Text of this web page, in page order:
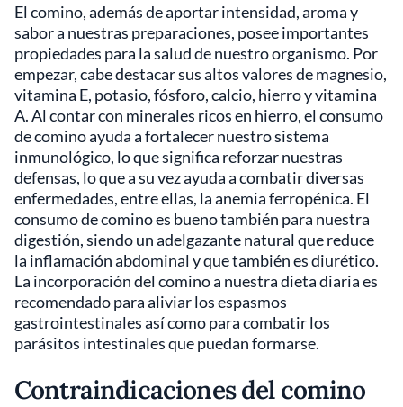
El comino, además de aportar intensidad, aroma y
sabor a nuestras preparaciones, posee importantes
propiedades para la salud de nuestro organismo. Por
empezar, cabe destacar sus altos valores de magnesio,
vitamina E, potasio, fósforo, calcio, hierro y vitamina
A. Al contar con minerales ricos en hierro, el consumo
de comino ayuda a fortalecer nuestro sistema
inmunológico, lo que significa reforzar nuestras
defensas, lo que a su vez ayuda a combatir diversas
enfermedades, entre ellas, la anemia ferropénica. El
consumo de comino es bueno también para nuestra
digestión, siendo un adelgazante natural que reduce
la inflamación abdominal y que también es diurético.
La incorporación del comino a nuestra dieta diaria es
recomendado para aliviar los espasmos
gastrointestinales así como para combatir los
parásitos intestinales que puedan formarse.
Contraindicaciones del comino